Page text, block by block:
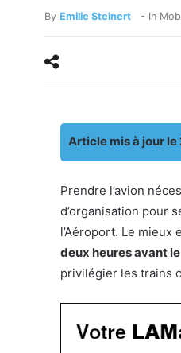
By Emilie Steinert - In
Article mis à jour
Prendre l’avion
d’organisation pour
l’Aéroport. Le mieux
deux heures avant
privilégier les trains